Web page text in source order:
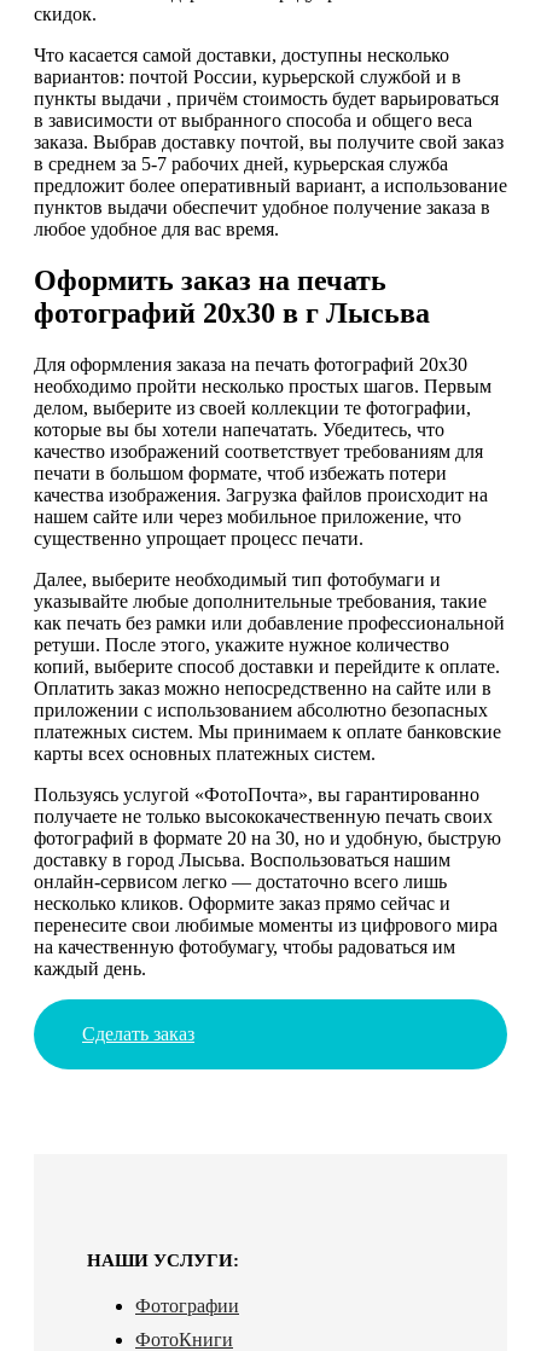
скидок.
Что касается самой доставки, доступны несколько
вариантов: почтой России, курьерской службой и в
пункты выдачи , причём стоимость будет варьироваться
в зависимости от выбранного способа и общего веса
заказа. Выбрав доставку почтой, вы получите свой заказ
в среднем за 5-7 рабочих дней, курьерская служба
предложит более оперативный вариант, а использование
пунктов выдачи обеспечит удобное получение заказа в
любое удобное для вас время.
Оформить заказ на печать
фотографий 20х30 в г Лысьва
Для оформления заказа на печать фотографий 20х30
необходимо пройти несколько простых шагов. Первым
делом, выберите из своей коллекции те фотографии,
которые вы бы хотели напечатать. Убедитесь, что
качество изображений соответствует требованиям для
печати в большом формате, чтоб избежать потери
качества изображения. Загрузка файлов происходит на
нашем сайте или через мобильное приложение, что
существенно упрощает процесс печати.
Далее, выберите необходимый тип фотобумаги и
указывайте любые дополнительные требования, такие
как печать без рамки или добавление профессиональной
ретуши. После этого, укажите нужное количество
копий, выберите способ доставки и перейдите к оплате.
Оплатить заказ можно непосредственно на сайте или в
приложении с использованием абсолютно безопасных
платежных систем. Мы принимаем к оплате банковские
карты всех основных платежных систем.
Пользуясь услугой «ФотоПочта», вы гарантированно
получаете не только высококачественную печать своих
фотографий в формате 20 на 30, но и удобную, быструю
доставку в город Лысьва. Воспользоваться нашим
онлайн-сервисом легко — достаточно всего лишь
несколько кликов. Оформите заказ прямо сейчас и
перенесите свои любимые моменты из цифрового мира
на качественную фотобумагу, чтобы радоваться им
каждый день.
Сделать заказ
НАШИ УСЛУГИ:
Фотографии
ФотоКниги